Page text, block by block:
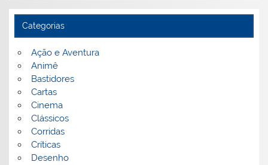
Categorias
Ação e Aventura
Animê
Bastidores
Cartas
Cinema
Clássicos
Corridas
Críticas
Desenho